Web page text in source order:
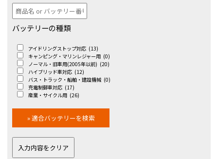
バッテリーの種類
アイドリングストップ対応 (13)
キャンピング・マリンレジャー用 (0)
ノーマル・旧車用(2005年以前) (20)
ハイブリッド車対応 (12)
バス・トラック・船舶・建設機械 (0)
充電制御車対応 (17)
産業・サイクル用 (26)